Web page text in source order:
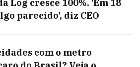
Log cresce 100%. 'Em 18
parecido', diz CEO
com o metro